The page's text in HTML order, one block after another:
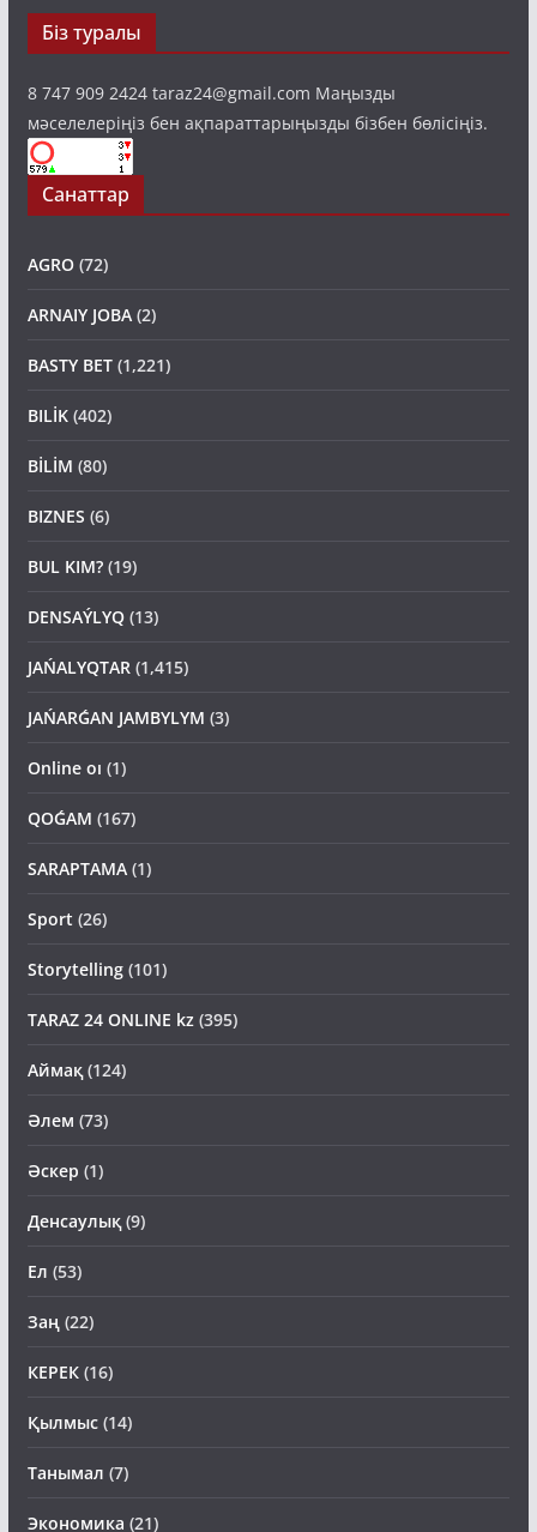
Біз туралы
8 747 909 2424 taraz24@gmail.com Маңызды
мәселелеріңіз бен ақпараттарыңызды бізбен бөлісіңіз.
Санаттар
AGRO(72)
ARNAIY JOBA(2)
BASTY BET(1,221)
BILİK(402)
BİLİM (80)
BIZNES (6)
BUL KIM?(19)
DENSAÝLYQ(13)
JAŃALYQTAR(1,415)
JAŃARǴAN JAMBYLYM (3)
Online oı (1)
QOǴAM (167)
SARAPTAMA(1)
Sport (26)
Storytelling(101)
TARAZ 24 ONLINE kz(395)
Аймақ(124)
Әлем (73)
Әскер (1)
Денсаулық(9)
Ел (53)
Заң(22)
КЕРЕК(16)
Қылмыс(14)
Танымал (7)
Экономика (21)